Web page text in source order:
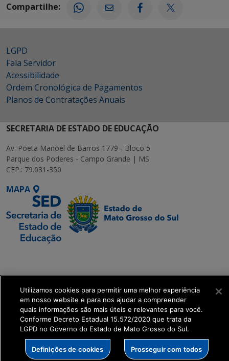
Compartilhe:
LGPD
Fala Servidor
Acessibilidade
Ordem Cronológica de Pagamentos
Planos de Contratações Anuais
SECRETARIA DE ESTADO DE EDUCAÇÃO
Av. Poeta Manoel de Barros 1779 - Bloco 5
Parque dos Poderes - Campo Grande | MS
CEP.: 79.031-350
MAPA
get_footer();
Utilizamos cookies para permitir uma melhor experiência
em nosso website e para nos ajudar a compreender
quais informações são mais úteis e relevantes para você.
Conforme Decreto Estadual 15.572/2020 que trata da
LGPD no Governo do Estado de Mato Grosso do Sul.
Definições de cookies Prosseguir com todos